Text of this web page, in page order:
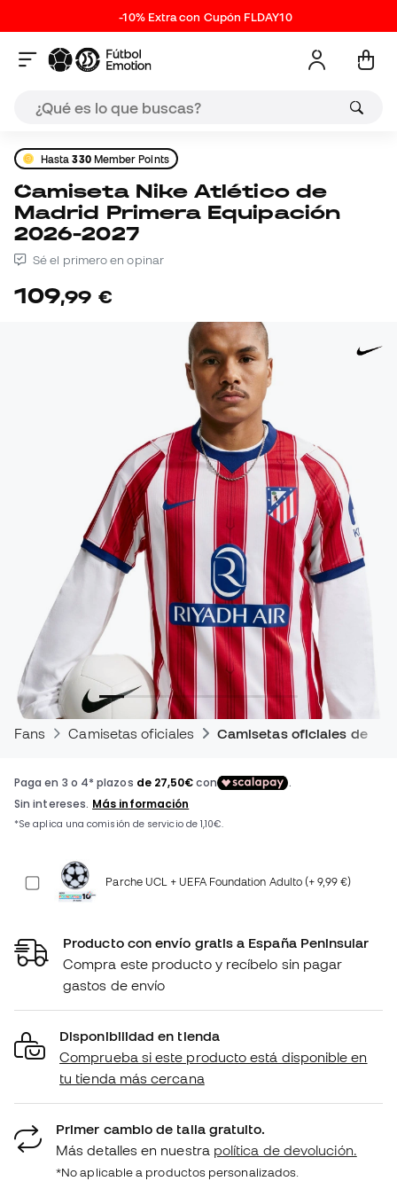
-10% Extra con Cupón FLDAY10
Hasta330Member Points
Camiseta Nike Atlético de
Madrid Primera Equipación
2026-2027
Sé el primero en opinar
109,99 €
Fans Camisetas oficiales Camisetas oficiales de
Parche UCL + UEFA Foundation Adulto (+ 9,99 €)
Producto con envío gratis a España Peninsular
Compra este producto y recíbelo sin pagar
gastos de envío
Disponibilidad en tienda
Comprueba si este producto está disponible en
tu tienda más cercana
Primer cambio de talla gratuito.
Más detalles en nuestra política de devolución.
*No aplicable a productos personalizados.